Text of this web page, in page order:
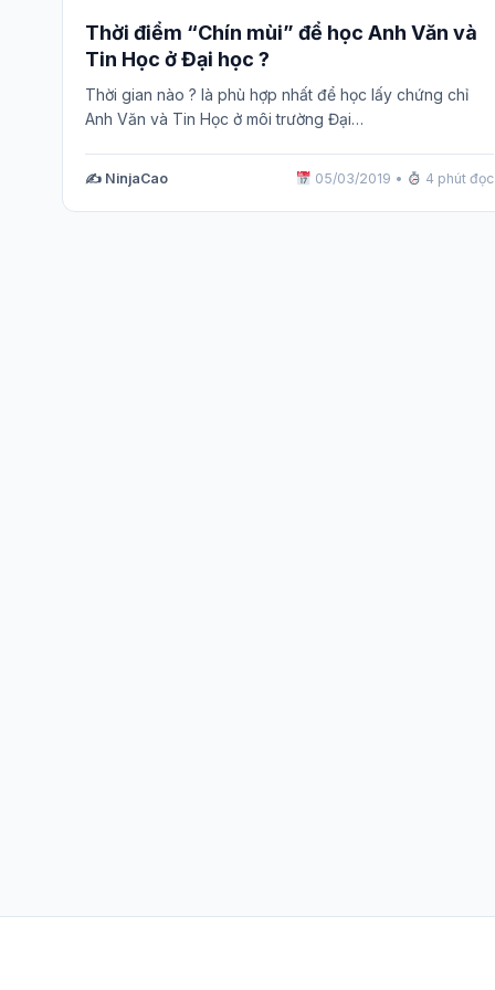
Thời điểm “Chín mùi” để học Anh Văn và
Tin Học ở Đại học ?
Thời gian nào ? là phù hợp nhất để học lấy chứng chỉ
Anh Văn và Tin Học ở môi trường Đại…
✍️ NinjaCao 05/03/2019 • 4 phút đọc